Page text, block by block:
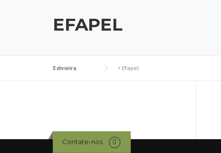
EFAPEL
Edivieira > Efapel
Contate-nos